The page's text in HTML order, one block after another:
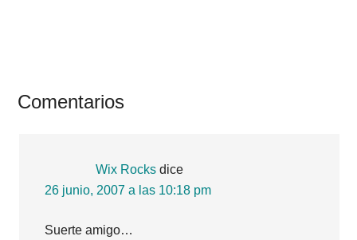
Interacciones
lectores
Comentarios
Wix Rocks dice
26 junio, 2007 a las 10:18 pm
Suerte amigo…